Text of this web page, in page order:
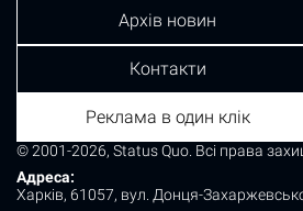
© 2001-2026, Status Quo. Всі права
Адреса:
Харків, 61057, вул. Донця-
Архів новин
Контакти
Реклама в один клік